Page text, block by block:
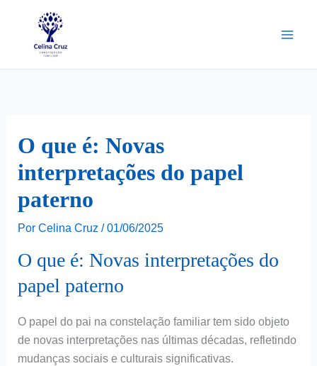
O que é: Novas
interpretações do papel
paterno
Por Celina Cruz / 01/06/2025
O que é: Novas interpretações do
papel paterno
O papel do pai na constelação familiar tem sido objeto
de novas interpretações nas últimas décadas, refletindo
mudanças sociais e culturais significativas.